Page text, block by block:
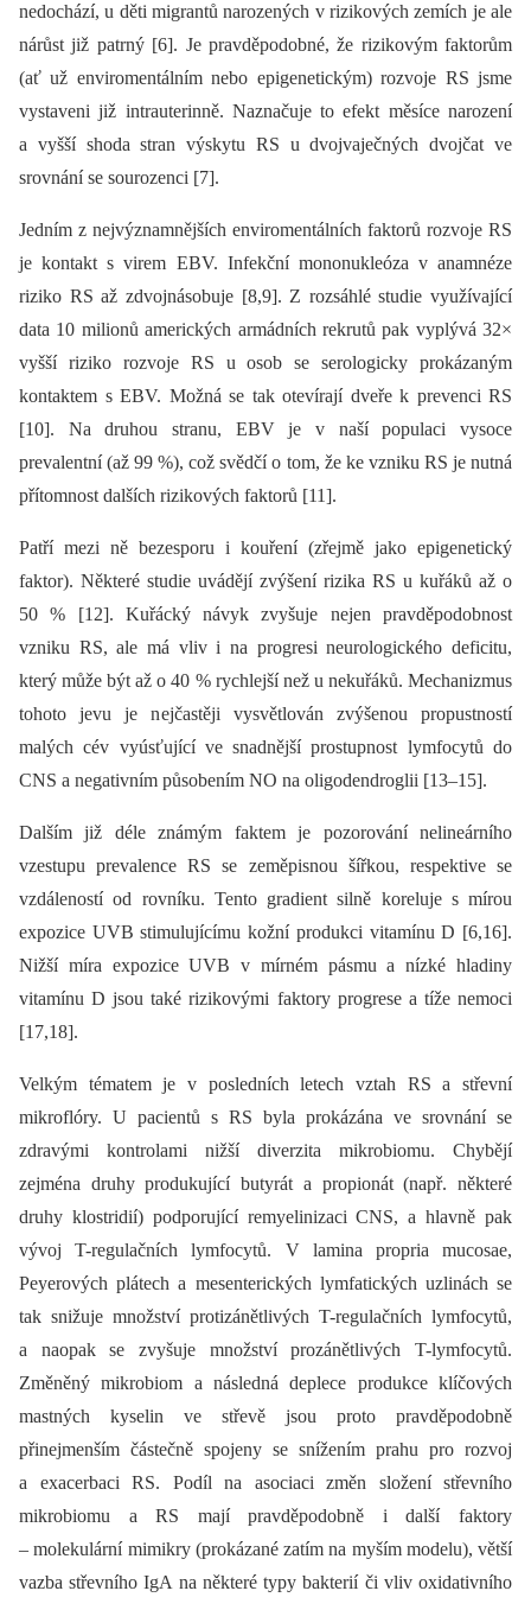
nedochází, u děti migrantů narozených v rizikových zemích je ale
nárůst již patrný [6]. Je pravděpodobné, že rizikovým faktorům
(ať už enviromentálním nebo epigenetickým) rozvoje RS jsme
vystaveni již intrauterinně. Naznačuje to efekt měsíce narození
a vyšší shoda stran výskytu RS u dvojvaječných dvojčat ve
srovnání se sourozenci [7].
Jedním z nejvýznamnějších enviromentálních faktorů rozvoje RS
je kontakt s virem EBV. Infekční mononukleóza v anamnéze
riziko RS až zdvojnásobuje [8,9]. Z rozsáhlé studie využívající
data 10 milionů amerických armádních rekrutů pak vyplývá 32×
vyšší riziko rozvoje RS u osob se serologicky prokázaným
kontaktem s EBV. Možná se tak otevírají dveře k prevenci RS
[10]. Na druhou stranu, EBV je v naší populaci vysoce
prevalentní (až 99 %), což svědčí o tom, že ke vzniku RS je nutná
přítomnost dalších rizikových faktorů [11].
Patří mezi ně bezesporu i kouření (zřejmě jako epigenetický
faktor). Ně­kte­ré studie uvádějí zvýšení rizika RS u kuřáků až o
50 % [12]. Kuřácký návyk zvyšuje nejen pravděpodobnost
vzniku RS, ale má vliv i na progresi neurologického deficitu,
který může být až o 40 % rychlejší než u nekuřáků. Mechanizmus
tohoto jevu je nejčastěji vysvětlován zvýšenou propustností
malých cév vyúsťující ve snadnější prostupnost lymfocytů do
CNS a negativním působením NO na oligodendroglii [13–15].
Dalším již déle známým faktem je pozorování nelineárního
vzestupu prevalence RS se zeměpisnou šířkou, respektive se
vzdáleností od rovníku. Tento gradient silně koreluje s mírou
expozice UVB stimulujícímu kožní produkci vitamínu D [6,16].
Nižší míra expozice UVB v mírném pásmu a nízké hladiny
vitamínu D jsou také rizikovými faktory progrese a tíže nemoci
[17,18].
Velkým tématem je v posledních letech vztah RS a střevní
mikroflóry. U pacientů s RS byla prokázána ve srovnání se
zdravými kontrolami nižší diverzita mikrobio­mu. Chybějí
zejména druhy produkující butyrát a propionát (např. ně­kte­ré
druhy klostridií) podporující remyelinizaci CNS, a hlavně pak
vývoj T-regulačních lymfocytů. V lamina propria mucosae,
Peyerových plátech a mesenterických lymfatických uzlinách se
tak snižuje množství protizánětlivých T-regulačních lymfocytů,
a naopak se zvyšuje množství prozánětlivých T-lymfocytů.
Změněný mikrobio­m a následná deplece produkce klíčových
mastných kyselin ve střevě jsou proto pravděpodobně
přinejmenším částečně spojeny se snížením prahu pro rozvoj
a exacerbaci RS. Podíl na asociaci změn složení střevního
mikrobio­mu a RS mají pravděpodobně i další faktory
–⁠ molekulární mimikry (prokázané zatím na myším modelu), větší
vazba střevního IgA na ně­kte­ré typy bakterií či vliv oxidativního